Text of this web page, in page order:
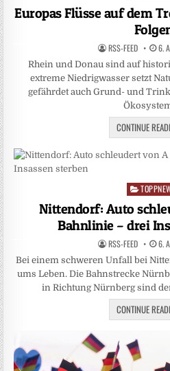
in
Europas Flüsse auf dem
RSS-FEED 6.
Rhein und Donau sind auf
extreme Niedrigwasser setzt
gefährdet auch Grund- und
CONTINUE
Posted
Nittendorf: Auto
Bahnlinie – drei
RSS-FEED 6.
Bei einem schweren Unfall bei
ums Leben. Die Bahnstrecke
in Richtung Nürnberg sind
CONTINUE